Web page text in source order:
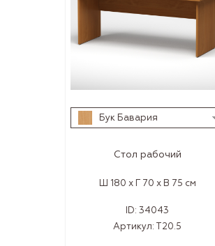
Бук Бавария
Стол рабочий
Ш 180 x Г 70 x В 75 см
ID: 34043
Артикул: Т20.5